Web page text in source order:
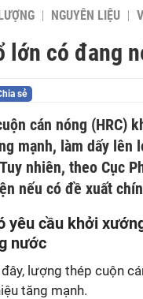
NGUYÊN LIỆU
lớn có đang
sẻ
cán nóng (HRC)
mạnh, làm dấy
nhiên, theo Cục
nếu có đề xuất
yêu cầu khởi
nước
lượng thép cuộn
tăng mạnh.